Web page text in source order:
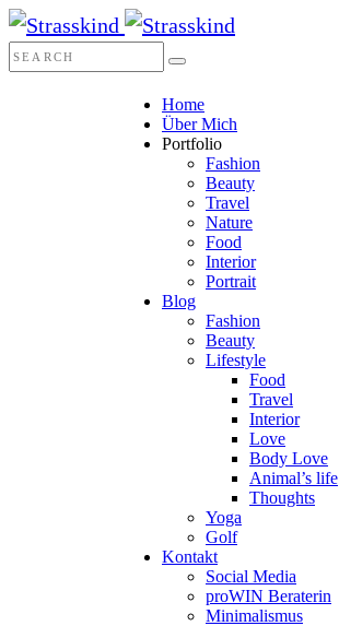
Home
Über Mich
Portfolio
Fashion
Beauty
Travel
Nature
Food
Interior
Portrait
Blog
Fashion
Beauty
Lifestyle
Food
Travel
Interior
Love
Body Love
Animal’s life
Thoughts
Yoga
Golf
Kontakt
Social Media
proWIN Beraterin
Minimalismus